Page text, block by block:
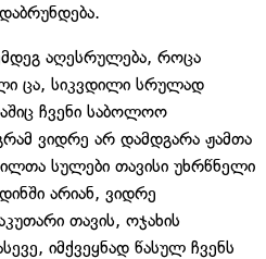
აღესრულება, როცა
ცა, სიკვდილი სრულად
ჩვენი საბოლოო
ვიდრე არ დამდგარა ჟამთა
სულები თავისი უხრწნელი
არიან, ვიდრე
თავის, ოჯახის
იმქვეყნად წასულ ჩვენს